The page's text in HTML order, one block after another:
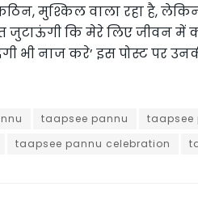
मुश्किल वाला रहा है,
कि मेरे लिए जीवन में
भी नाज करे’ इस पोस्ट पर
taapsee pannu
taapsee
taapsee pannu celebration